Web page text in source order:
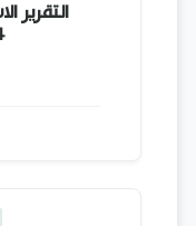
التقرير